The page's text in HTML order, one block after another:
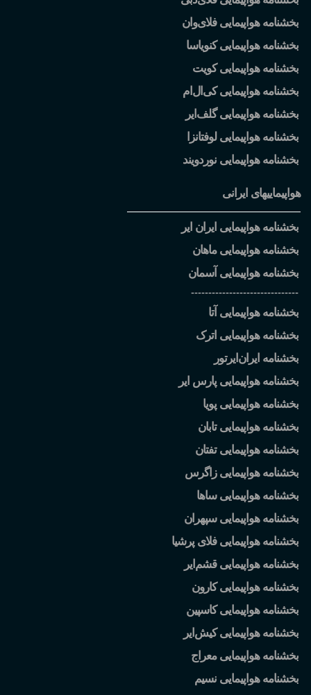
بخشنامه هواپیمایی فلایوان
بخشنامه هواپیمایی کنویاسا
بخشنامه هواپیمایی کویت
بخشنامه هواپیمایی کی ال ام
بخشنامه هواپیمایی گلف ایر
بخشنامه هواپیمایی لوفتانزا
بخشنامه هواپیمایی نوردویند
هواپیماییهای ایرانی
بخشنامه هواپیمایی ایران ایر
بخشنامه هواپیمایی ماهان
بخشنامه هواپیمایی آسمان
-------------------------------
بخشنامه هواپیمایی آتا
بخشنامه هواپیمایی اترک
بخشنامه ایران ایرتور
بخشنامه هواپیمایی پارس ایر
بخشنامه هواپیمایی پویا
بخشنامه هواپیمایی تابان
بخشنامه هواپیمایی تفتان
بخشنامه هواپیمایی زاگرس
بخشنامه هواپیمایی ساها
بخشنامه هواپیمایی سپهران
بخشنامه هواپیمایی فلای پرشیا
بخشنامه هواپیمایی قشم ایر
بخشنامه هواپیمایی کارون
بخشنامه هواپیمایی کاسپین
بخشنامه هواپیمایی کیش ایر
بخشنامه هواپیمایی معراج
بخشنامه هواپیمایی نسیم